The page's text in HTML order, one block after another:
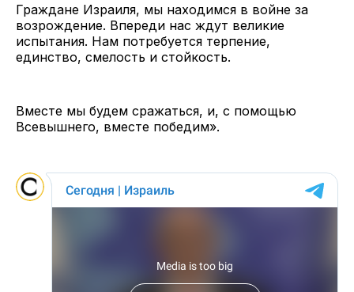
Граждане Израиля, мы находимся в войне за
возрождение. Впереди нас ждут великие
испытания. Нам потребуется терпение,
единство, смелость и стойкость.
Вместе мы будем сражаться, и, с помощью
Всевышнего, вместе победим».